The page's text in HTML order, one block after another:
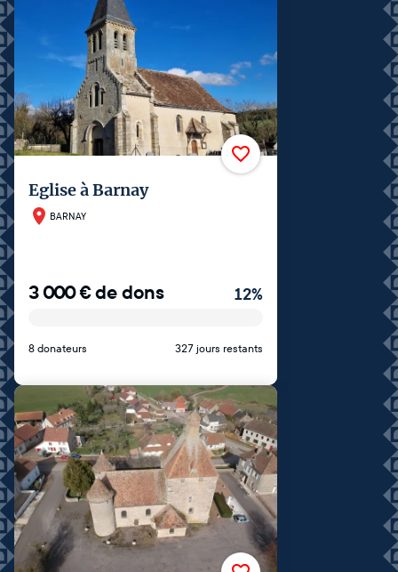
Eglise à Barnay
BARNAY
3 000€de dons 12%
8 donateurs 327 jours restants